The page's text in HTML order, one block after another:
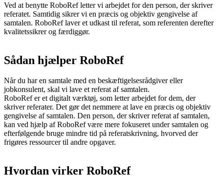
Ved at benytte RoboRef letter vi arbejdet for den person, der skriver
referatet. Samtidig sikrer vi en præcis og objektiv gengivelse af
samtalen. RoboRef laver et udkast til referat, som referenten derefter
kvalitetssikrer og færdiggør.
Sådan hjælper RoboRef
Når du har en samtale med en beskæftigelsesrådgiver eller
jobkonsulent, skal vi lave et referat af samtalen.
RoboRef er et digitalt værktøj, som letter arbejdet for dem, der
skriver referater. Det gør det nemmere at lave en præcis og objektiv
gengivelse af samtalen. Den person, der skriver referat af samtalen,
kan ved hjælp af RoboRef være mere fokuseret under samtalen og
efterfølgende bruge mindre tid på referatskrivning, hvorved der
frigøres ressourcer til andre opgaver.
Hvordan virker RoboRef